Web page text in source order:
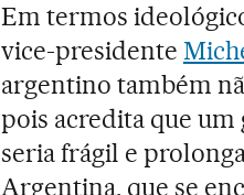
Em termos
vice-presidente
argentino também
pois acredita que
seria frágil e
Argentina, que se